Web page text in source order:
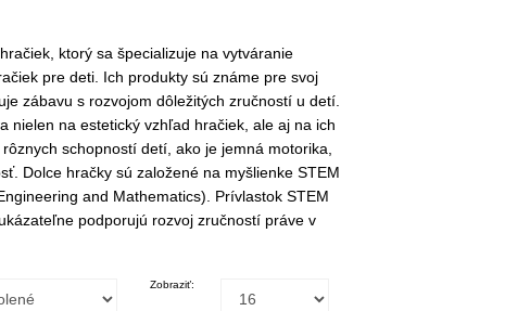
ktorý sa špecializuje na vytváranie
pre deti. Ich produkty sú známe pre svoj
zábavu s rozvojom dôležitých zručností u detí.
nielen na estetický vzhľad hračiek, ale aj na ich
schopností detí, ako je jemná motorika,
Dolce hračky sú založené na myšlienke STEM
and Mathematics). Prívlastok STEM
podporujú rozvoj zručností práve v
Zobraziť: